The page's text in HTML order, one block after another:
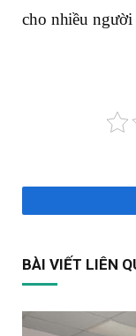
cho nhiều người
BÀI VIẾT LIÊN